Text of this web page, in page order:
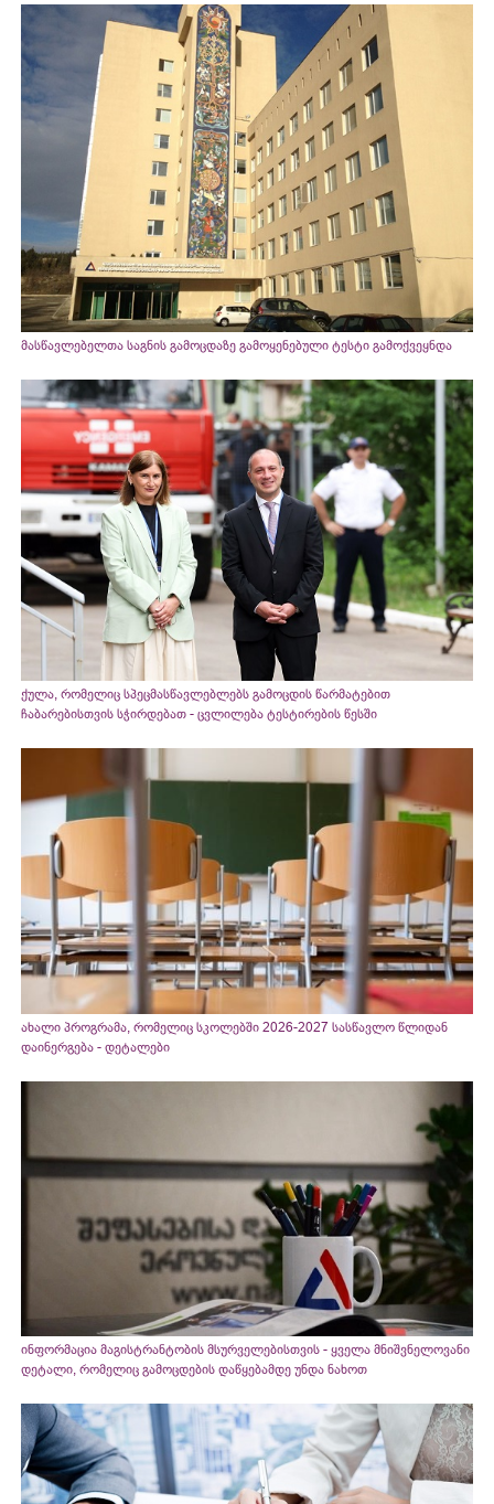
მასწავლებელთა საგნის გამოცდაზე გამოყენებული ტესტი გამოქვეყნდა
ქულა, რომელიც სპეცმასწავლებლებს გამოცდის წარმატებით
ჩაბარებისთვის სჭირდებათ - ცვლილება ტესტირების წესში
ახალი პროგრამა, რომელიც სკოლებში 2026-2027 სასწავლო წლიდან
დაინერგება - დეტალები
ინფორმაცია მაგისტრანტობის მსურველებისთვის - ყველა მნიშვნელოვანი
დეტალი, რომელიც გამოცდების დაწყებამდე უნდა ნახოთ